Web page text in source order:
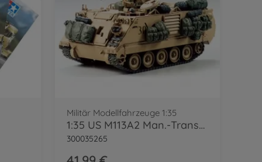
Militär Modellfahrzeuge 1:35
1:35 US M113A2 Man.-Transporter Wüste(2)
300035265